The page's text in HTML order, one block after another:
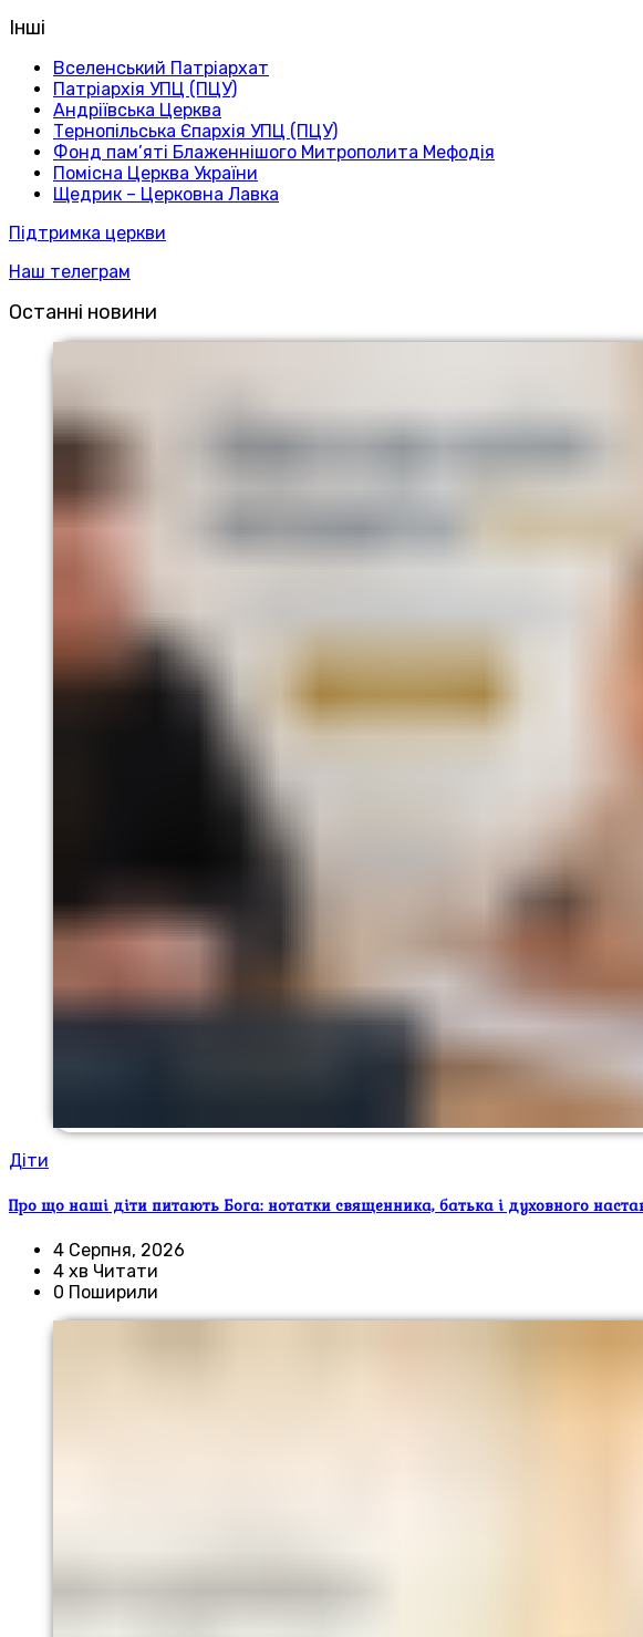
Інші
Вселенський Патріархат
Патріархія УПЦ (ПЦУ)
Андріївська Церква
Тернопільська Єпархія УПЦ (ПЦУ)
Фонд пам’яті Блаженнішого Митрополита Мефодія
Помісна Церква України
Щедрик – Церковна Лавка
Підтримка церкви
Наш телеграм
Останні новини
Діти
Про що наші діти питають Бога: нотатки священника, батька і духовного
4 Серпня, 2026
4 хв Читати
0 Поширили